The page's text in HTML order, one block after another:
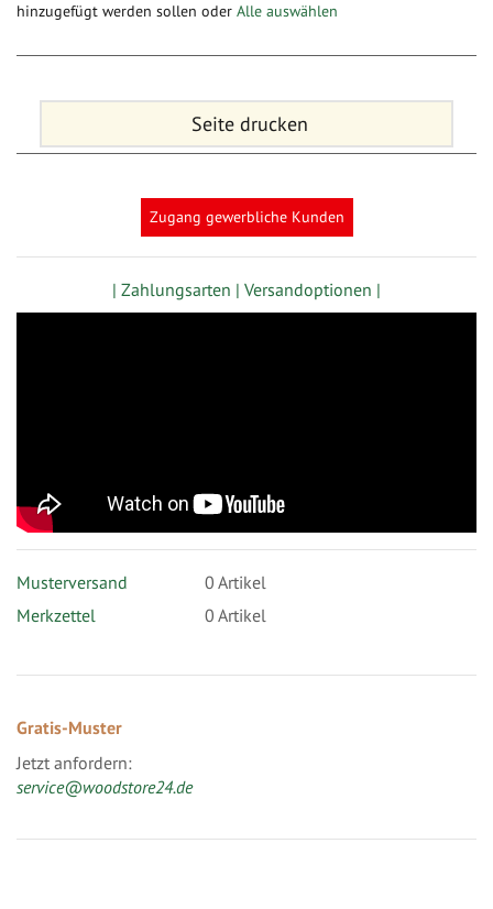
hinzugefügt werden sollen oder Alle auswählen
Seite drucken
Zugang gewerbliche Kunden
| Zahlungsarten | Versandoptionen |
Musterversand 0 Artikel
Merkzettel
0 Artikel
Gratis-Muster
Jetzt anfordern:
service@woodstore24.de